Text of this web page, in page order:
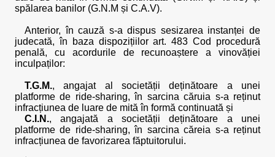
spălarea banilor (G.N.M și C.A.V).
Anterior, în cauză s-a dispus sesizarea instanței de
judecată, în baza dispozițiilor art. 483 Cod procedură
penală, cu acordurile de recunoaștere a vinovăției
inculpaților:
T.G.M., angajat al societății deținătoare a unei
platforme de ride-sharing, în sarcina căruia s-a reținut
infracțiunea de luare de mită în formă continuată și
C.I.N., angajată a societății deținătoare a unei
platforme de ride-sharing, în sarcina căreia s-a reținut
infracțiunea de favorizarea făptuitorului.